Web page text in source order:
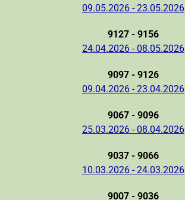
09.05.2026 - 23.05.2026
9127 - 9156
24.04.2026 - 08.05.2026
9097 - 9126
09.04.2026 - 23.04.2026
9067 - 9096
25.03.2026 - 08.04.2026
9037 - 9066
10.03.2026 - 24.03.2026
9007 - 9036